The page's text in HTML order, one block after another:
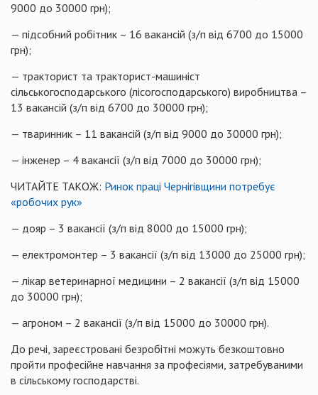
9000 до 30000 грн);
— підсобний робітник – 16 вакансій (з/п від 6700 до 15000
грн);
— тракторист та тракторист-машиніст
сільськогосподарського (лісогосподарського) виробництва –
13 вакансій (з/п від 6700 до 30000 грн);
— тваринник – 11 вакансій (з/п від 9000 до 30000 грн);
— інженер – 4 вакансії (з/п від 7000 до 30000 грн);
ЧИТАЙТЕ ТАКОЖ: Ринок праці Чернігівщини потребує
«робочих рук»
— дояр – 3 вакансії (з/п від 8000 до 15000 грн);
— електромонтер – 3 вакансії (з/п від 13000 до 25000 грн);
— лікар ветеринарної медицини – 2 вакансії (з/п від 15000
до 30000 грн);
— агроном – 2 вакансії (з/п від 15000 до 30000 грн).
До речі, зареєстровані безробітні можуть безкоштовно
пройти професійне навчання за професіями, затребуваними
в сільському господарстві.